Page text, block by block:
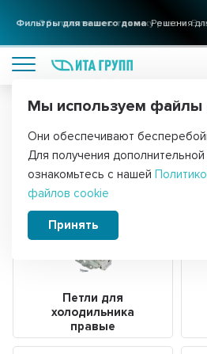
Фильтры для вашего домаРешения
Главная Запчасти для
Петли дверей
Петли для
холодильника
правые
Мы используем файлы
Они обеспечивают
Для получения
ознакомьтесь с нашей
файлов cookie
Принять